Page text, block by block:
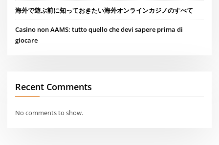
海外で遊ぶ前に知っておきたい海外オンラインカジノのすべて
Casino non AAMS: tutto quello che devi sapere prima di
giocare
Recent Comments
No comments to show.